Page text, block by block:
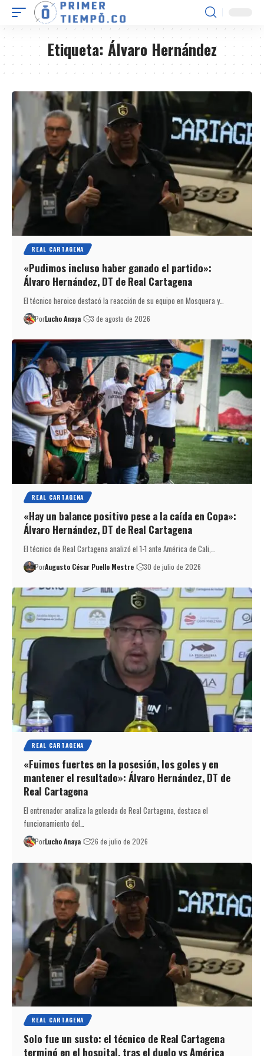
Etiqueta: Álvaro Hernández
REAL CARTAGENA
«Pudimos incluso haber ganado el partido»:
Álvaro Hernández, DT de Real Cartagena
El técnico heroico destacó la reacción de su equipo en Mosquera y…
PorLucho Anaya 3 de agosto de 2026
REAL CARTAGENA
«Hay un balance positivo pese a la caída en Copa»:
Álvaro Hernández, DT de Real Cartagena
El técnico de Real Cartagena analizó el 1-1 ante América de Cali,…
PorAugusto César Puello Mestre 30 de julio de 2026
REAL CARTAGENA
«Fuimos fuertes en la posesión, los goles y en
mantener el resultado»: Álvaro Hernández, DT de
Real Cartagena
El entrenador analiza la goleada de Real Cartagena, destaca el
funcionamiento del…
PorLucho Anaya 26 de julio de 2026
REAL CARTAGENA
Solo fue un susto: el técnico de Real Cartagena
terminó en el hospital, tras el duelo vs América